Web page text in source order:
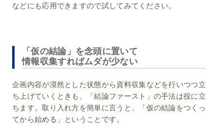
などにも応用できますので試してみてください。
「仮の結論」を念頭に置いて
情報収集すればムダが少ない
企画内容が漠然とした状態から資料収集などを行いつつ立
ち上げていくときも、「結論ファースト」の手法は役に立
ちます。取り入れ方を簡単に言うと、「仮の結論をつくっ
てから始める」ということです。